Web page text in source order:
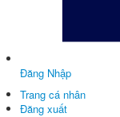
Đăng Nhập
Trang cá nhân
Đăng xuất